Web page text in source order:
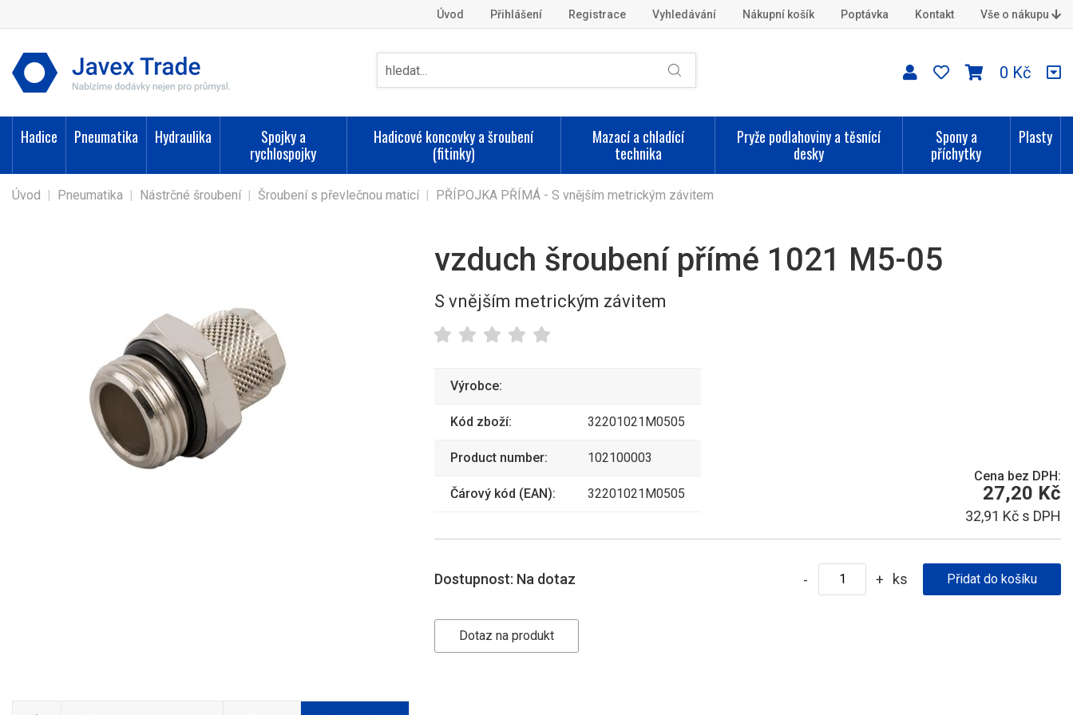
Úvod Přihlášení Registrace Vyhledávání Nákupní košík Poptávka Kontakt Vše o nákupu
0 Kč
Hadice Pneumatika Hydraulika
Spojky a
rychlospojky
Hadicové koncovky a šroubení
(fitinky)
Mazací a chladící
technika
Pryže podlahoviny a těsnící
desky
Spony a
příchytky
Plasty
Úvod | Pneumatika | Nástrčné šroubení | Šroubení s převlečnou maticí | PŘÍPOJKA PŘÍMÁ - S vnějším metrickým závitem
vzduch šroubení přímé 1021 M5-05
S vnějším metrickým závitem
Výrobce:
Kód zboží: 32201021M0505
Product number: 102100003
Čárový kód (EAN): 32201021M0505
Cena bez DPH:
27,20 Kč
32,91 Kč s DPH
Dostupnost: Na dotaz - + ks
Dotaz na produkt